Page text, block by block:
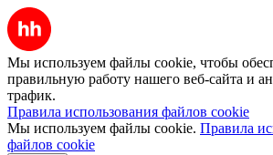
Мы используем файлы cookie, чтобы
правильную работу нашего веб-сайта и
трафик.
Правила использования файлов cookie
Мы используем файлы cookie. Правила
файлов cookie